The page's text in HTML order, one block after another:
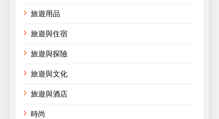
旅遊用品
旅遊與住宿
旅遊與探險
旅遊與文化
旅遊與酒店
時尚